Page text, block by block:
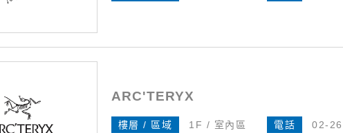
ARC'TERYX
樓層 / 區域 1F / 室內區 電話 02-